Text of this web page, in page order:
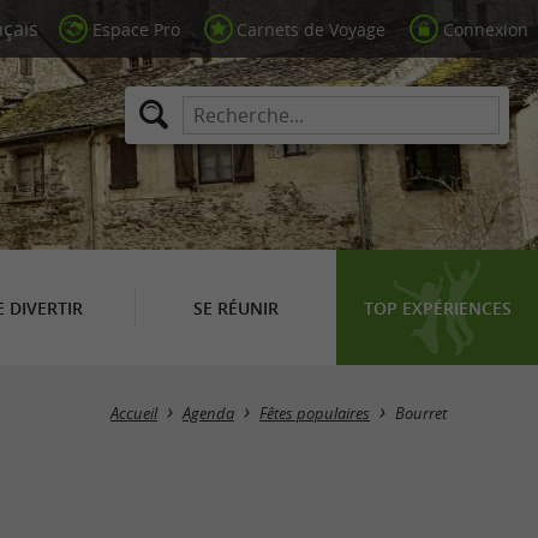
Espace Pro Carnets de Voyage Connexion
DIVERTIR SE RÉUNIR TOP EXPÉRIENCES
Masquer la carte
Accueil Agenda Fêtes populaires Bourret